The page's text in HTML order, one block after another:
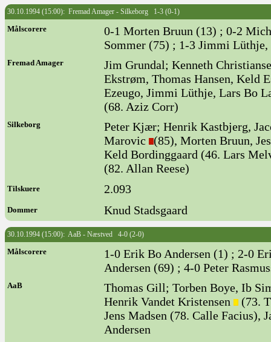
30.10.1994 (15:00): Fremad Amager - Silkeborg 1-3 (0-1)
Målscorere
0-1 Morten Bruun (13) ; 0-2
Sommer (75) ; 1-3 Jimmi
Fremad Amager
Jim Grundal; Kenneth
Ekstrøm, Thomas Hansen, Keld
Ezeugo, Jimmi Lüthje, Lars Bo
(68. Aziz Corr)
Silkeborg
Peter Kjær; Henrik Kastbjerg,
Marovic
(85), Morten Bruun,
Keld Bordinggaard (46. Lars
(82. Allan Reese)
Tilskuere 2.093
Dommer Knud Stadsgaard
30.10.1994 (15:00): AaB - Næstved 4-0 (2-0)
Målscorere
1-0 Erik Bo Andersen (1) ; 2-0
Andersen (69) ; 4-0 Peter
AaB
Thomas Gill; Torben Boye, Ib
Henrik Vandet Kristensen
(73.
Jens Madsen (78. Calle Facius),
Andersen